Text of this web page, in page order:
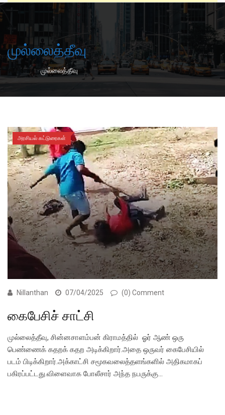
முல்லைத்தீவு
Home-முல்லைத்தீவு
அரசியல் கட்டுரைகள்
Nillanthan 07/04/2025 (0) Comment
கைபேசிச் சாட்சி
முல்லைத்தீவு, சின்னசாளம்பன் கிராமத்தில் ஓர் ஆண் ஒரு
பெண்ணைக் கதறக் கதற அடிக்கிறார்.அதை ஒருவர் கைபேசியில்
படம் பிடிக்கிறார்.அக்காட்சி சமூகவலைத்தளங்களில் அதிகமாகப்
பகிரப்பட்டது.விளைவாக போலீசார் அந்த நபருக்கு…